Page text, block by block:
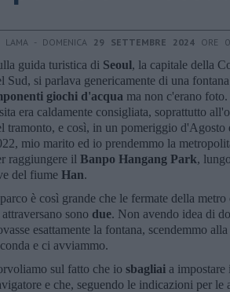
LAMA - DOMENICA 29 SETTEMBRE 2024 ORE
guida turistica di Seoul, la capitale della
Sud, si parlava genericamente di una
giochi d'acqua ma non c'erano
era caldamente consigliata, soprattutto
tramonto, e così, in un pomeriggio d'Agosto
mio marito ed io prendemmo la
raggiungere il Banpo Hangang Park,
del fiume Han.
è così grande che le fermate della metro
sono due. Non avendo idea di
esattamente la fontana, scendemmo alla
e ci avviammo.
sul fatto che io sbagliai a impostare
e che, seguendo le indicazioni per le